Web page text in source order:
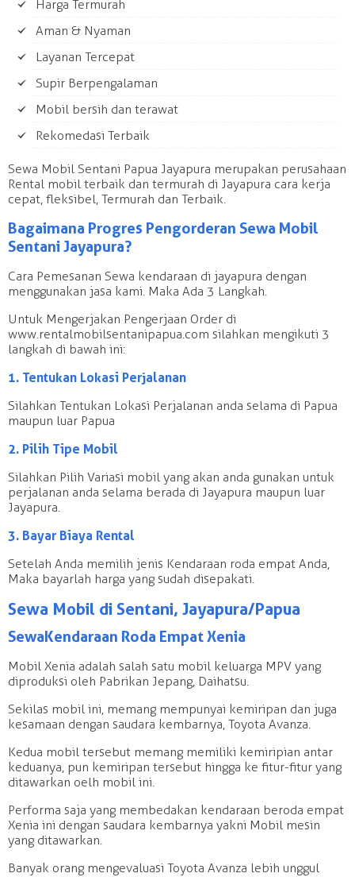
Harga Termurah
Aman & Nyaman
Layanan Tercepat
Supir Berpengalaman
Mobil bersih dan terawat
Rekomedasi Terbaik
Sewa Mobil Sentani Papua Jayapura merupakan perusahaan
Rental mobil terbaik dan termurah di Jayapura cara kerja
cepat, fleksibel, Termurah dan Terbaik.
Bagaimana Progres Pengorderan Sewa Mobil
Sentani Jayapura?
Cara Pemesanan Sewa kendaraan di jayapura dengan
menggunakan jasa kami. Maka Ada 3 Langkah.
Untuk Mengerjakan Pengerjaan Order di
www.rentalmobilsentanipapua.com silahkan mengikuti 3
langkah di bawah ini:
1. Tentukan Lokasi Perjalanan
Silahkan Tentukan Lokasi Perjalanan anda selama di Papua
maupun luar Papua
2. Pilih Tipe Mobil
Silahkan Pilih Variasi mobil yang akan anda gunakan untuk
perjalanan anda selama berada di Jayapura maupun luar
Jayapura.
3. Bayar Biaya Rental
Setelah Anda memilih jenis Kendaraan roda empat Anda,
Maka bayarlah harga yang sudah disepakati.
Sewa Mobil di Sentani, Jayapura/Papua
Sewa Kendaraan Roda Empat Xenia
Mobil Xenia adalah salah satu mobil keluarga MPV yang
diproduksi oleh Pabrikan Jepang, Daihatsu.
Sekilas mobil ini, memang mempunyai kemiripan dan juga
kesamaan dengan saudara kembarnya, Toyota Avanza.
Kedua mobil tersebut memang memiliki kemiripian antar
keduanya, pun kemiripan tersebut hingga ke fitur-fitur yang
ditawarkan oelh mobil ini.
Performa saja yang membedakan kendaraan beroda empat
Xenia ini dengan saudara kembarnya yakni Mobil mesin
yang ditawarkan.
Banyak orang mengevaluasi Toyota Avanza lebih unggul